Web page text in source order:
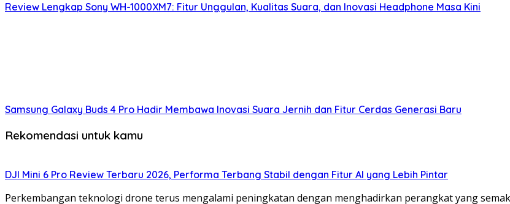
Review Lengkap Sony WH-1000XM7: Fitur Unggulan, Kualitas Suara, dan Inovasi Headphone Masa Kini
Samsung Galaxy Buds 4 Pro Hadir Membawa Inovasi Suara Jernih dan Fitur Cerdas Generasi Baru
Rekomendasi untuk kamu
DJI Mini 6 Pro Review Terbaru 2026, Performa Terbang Stabil dengan Fitur AI yang Lebih Pintar
Perkembangan teknologi drone terus mengalami peningkatan dengan menghadirkan perangkat yang